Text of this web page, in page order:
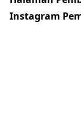
Instagram